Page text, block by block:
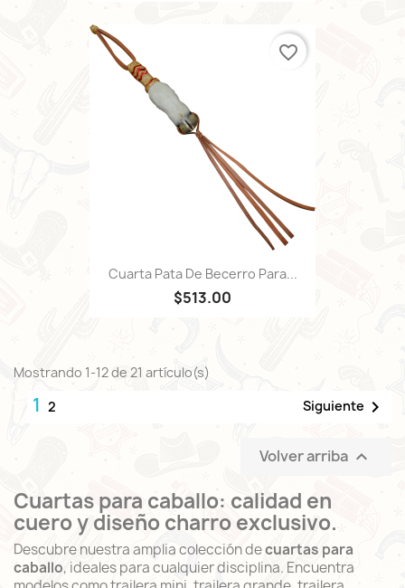
Cuarta Pata De Becerro Para...
$513.00
favorite_border
Mostrando 1-12 de 21 artículo(s)
1 2 Siguiente 
Volver arriba 
Cuartas para caballo: calidad en
cuero y diseño charro exclusivo.
Descubre nuestra amplia colección decuartas para
caballo, ideales para cualquier disciplina. Encuentra